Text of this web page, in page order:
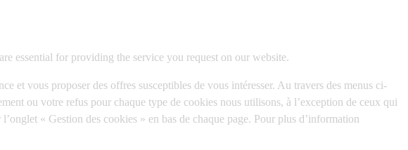
essential for providing the service you request on our website.
et vous proposer des offres susceptibles de vous intéresser. Au travers des menus ci-
ou votre refus pour chaque type de cookies nous utilisons, à l’exception de ceux qui
« Gestion des cookies » en bas de chaque page. Pour plus d’information